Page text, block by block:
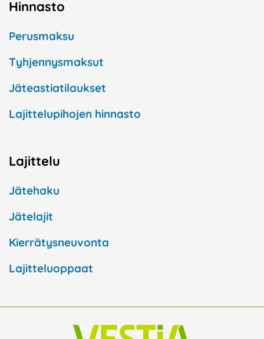
Hinnasto
Perusmaksu
Tyhjennysmaksut
Jäteastiatilaukset
Lajittelupihojen hinnasto
Lajittelu
Jätehaku
Jätelajit
Kierrätysneuvonta
Lajitteluoppaat